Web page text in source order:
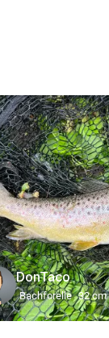
DonTaco
Bachforelle 32 cm